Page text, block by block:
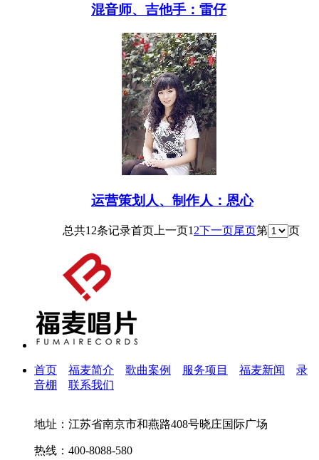
混音师、吉他手：雷仔
运营策划人、制作人：恩心
总共12条记录首页 上一页1 2下一页尾页第 页
首页 福麦简介 歌曲案例 服务项目 福麦新闻
录
音棚
联系我们
地址：江苏省南京市和燕路408号晓庄国际广场
热线：400-8088-580